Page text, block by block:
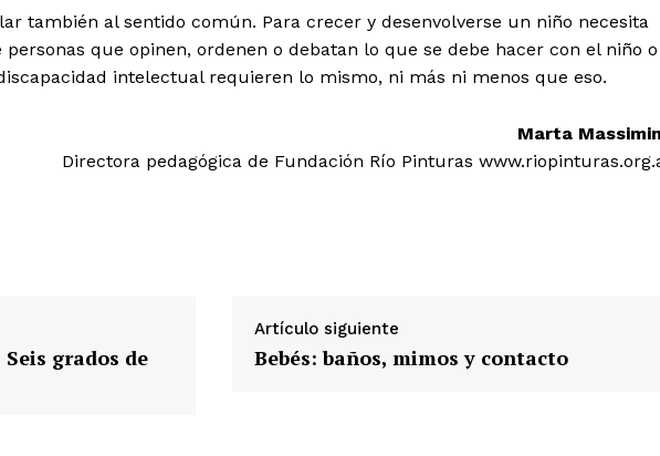
también al sentido común. Para crecer y desenvolverse un niño necesita
que opinen, ordenen o debatan lo que se debe hacer con el niño o
intelectual requieren lo mismo, ni más ni menos que eso.
Marta
Directora pedagógica de Fundación Río Pinturas
grados de
Artículo siguiente
Bebés: baños, mimos y contacto